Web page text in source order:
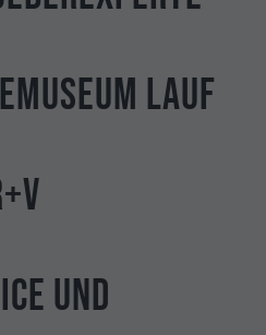
Lauf
und